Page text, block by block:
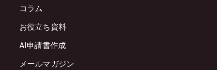
コラム
お役立ち資料
AI申請書作成
メールマガジン